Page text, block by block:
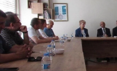
SPOR
YAŞAM
RESMİ İLAN